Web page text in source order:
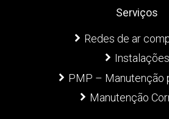
Serviços
Redes de ar
Instalações
PMP – Manutenção
Manutenção